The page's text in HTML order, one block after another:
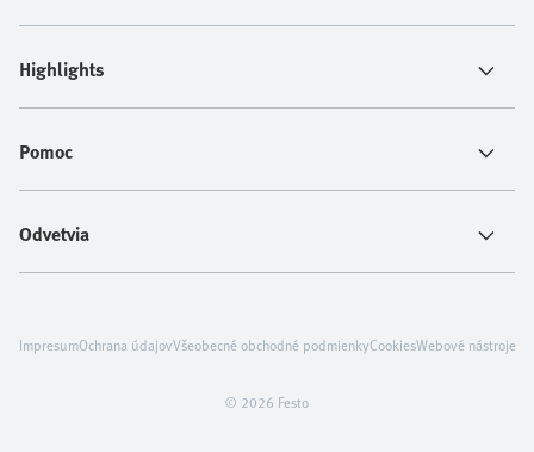
Highlights
Pomoc
Odvetvia
© 2026 Festo
ImpresumOchrana údajovVšeobecné obchodné podmienkyCookiesWebové nástroje